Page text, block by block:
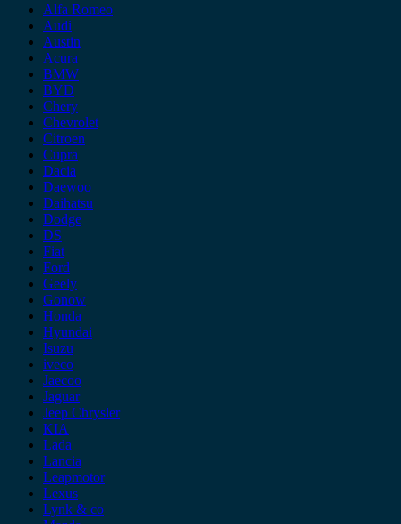
Alfa Romeo
Audi
Austin
Acura
BMW
BYD
Chery
Chevrolet
Citroen
Cupra
Dacia
Daewoo
Daihatsu
Dodge
DS
Fiat
Ford
Geely
Gonow
Honda
Hyundai
Isuzu
iveco
Jaecoo
Jaguar
Jeep Chrysler
KIA
Lada
Lancia
Leapmotor
Lexus
Lynk & co